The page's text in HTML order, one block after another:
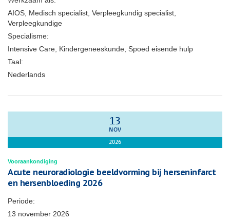
AIOS, Medisch specialist, Verpleegkundig specialist,
Verpleegkundige
Specialisme:
Intensive Care, Kindergeneeskunde, Spoed eisende hulp
Taal:
Nederlands
13
NOV
2026
Vooraankondiging
Acute neuroradiologie beeldvorming bij herseninfarct
en hersenbloeding 2026
Periode:
13 november 2026